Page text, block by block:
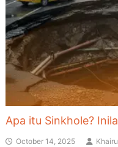
Apa itu Sinkhole?
October 14, 2025